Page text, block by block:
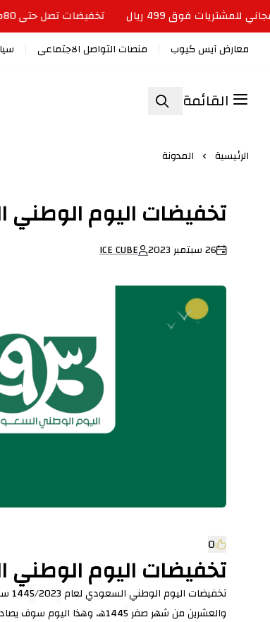
تخفيضات تصل حتى 80% + شحن مجاني للمشتريات فوق 499 ريال
معارض آيس كيوب منصات التواصل الاجتماعى
القائمة
الرئيسية المدونة
تخفيضات اليوم الوطني
26 سبتمبر 2023 ICE CUBE
0
تخفيضات اليوم
تخفيضات اليوم الوطني السعودي لعام 144 5/2023
والعشرين من شهر صفر 1445